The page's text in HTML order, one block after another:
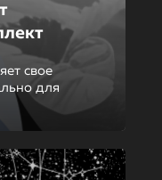
свое
для